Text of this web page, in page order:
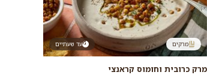
עד שעתיים מרקים
מרק כרובית וחומוס קראנצי